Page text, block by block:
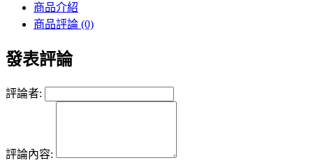
商品介紹
商品評論 (0)
發表評論
評論者:
評論內容: